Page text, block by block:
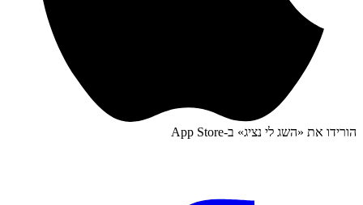
הורידו את «השג לי נציג» ב-App Store